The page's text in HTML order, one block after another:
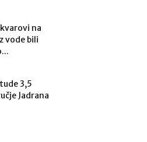
na
vode bili
3,5
Jadrana